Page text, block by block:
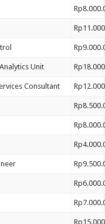
Unit
Consultant